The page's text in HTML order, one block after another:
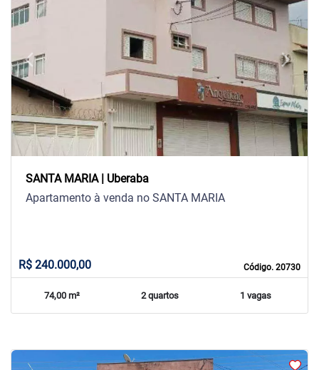
arrow_back_iosPrevious arrow_forward_iosNext
SANTA MARIA | Uberaba
Código. 20730
Apartamento à venda no SANTA MARIA
R$ 240.000,00
74,00 m² 2 quartos 1 vagas